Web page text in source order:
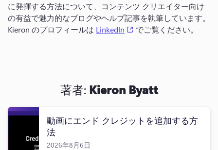
ログイン
無料で試す
に発揮する方法について、コンテンツ クリエイター向け
の有益で魅力的なブログやヘルプ記事を執筆しています。
Kieron のプロフィールは LinkedIn (opens in a new tab)
でご覧ください。
著者: Kieron Byatt
動画にエンド クレジットを追加する方
法
2026年8月6日